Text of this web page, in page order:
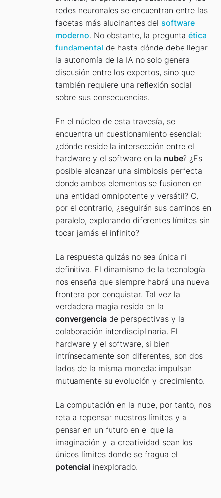
redes neuronales se encuentran entre las
facetas más alucinantes del software
moderno. No obstante, la pregunta ética
fundamental de hasta dónde debe llegar
la autonomía de la IA no solo genera
discusión entre los expertos, sino que
también requiere una reflexión social
sobre sus consecuencias.
En el núcleo de esta travesía, se
encuentra un cuestionamiento esencial:
¿dónde reside la intersección entre el
hardware y el software en la nube? ¿Es
posible alcanzar una simbiosis perfecta
donde ambos elementos se fusionen en
una entidad omnipotente y versátil? O,
por el contrario, ¿seguirán sus caminos en
paralelo, explorando diferentes límites sin
tocar jamás el infinito?
La respuesta quizás no sea única ni
definitiva. El dinamismo de la tecnología
nos enseña que siempre habrá una nueva
frontera por conquistar. Tal vez la
verdadera magia resida en la
convergencia de perspectivas y la
colaboración interdisciplinaria. El
hardware y el software, si bien
intrínsecamente son diferentes, son dos
lados de la misma moneda: impulsan
mutuamente su evolución y crecimiento.
La computación en la nube, por tanto, nos
reta a repensar nuestros límites y a
pensar en un futuro en el que la
imaginación y la creatividad sean los
únicos límites donde se fragua el
potencial inexplorado.